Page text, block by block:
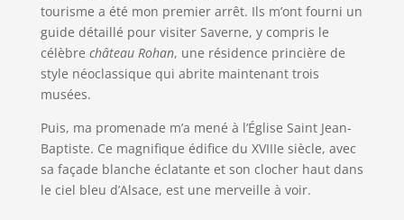
tourisme a été mon premier arrêt. Ils m’ont fourni un
guide détaillé pour visiter Saverne, y compris le
célèbre château Rohan, une résidence princière de
style néoclassique qui abrite maintenant trois
musées.
Puis, ma promenade m’a mené à l’Église Saint Jean-
Baptiste. Ce magnifique édifice du XVIIIe siècle, avec
sa façade blanche éclatante et son clocher haut dans
le ciel bleu d’Alsace, est une merveille à voir.